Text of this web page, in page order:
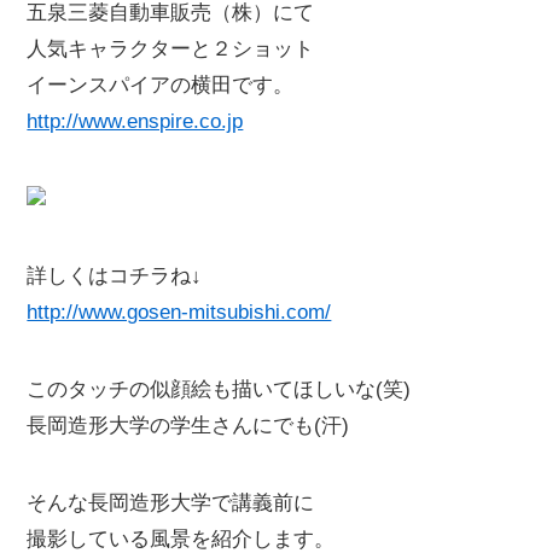
五泉三菱自動車販売（株）にて
人気キャラクターと２ショット
イーンスパイアの横田です。
http://www.enspire.co.jp
詳しくはコチラね↓
http://www.gosen-mitsubishi.com/
このタッチの似顔絵も描いてほしいな(笑)
長岡造形大学の学生さんにでも(汗)
そんな長岡造形大学で講義前に
撮影している風景を紹介します。